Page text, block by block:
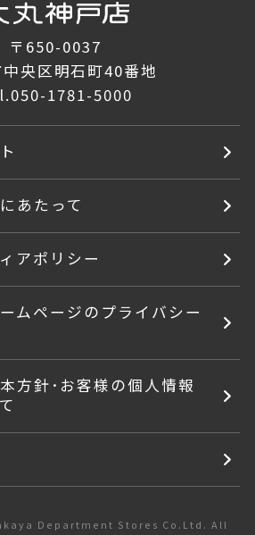
〒650-0037
央区明石町40番地
050-1781-5000
あたって
アポリシー
ムページのプライバシー
方針･お客様の個人情報
Department Stores Co.Ltd. All